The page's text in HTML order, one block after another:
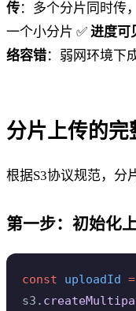
传：多个分片同时传
一个小分片 ✅ 进度可
络容错：弱网环境下
分片上传的完
根据S3协议规范，分
第一步：初始化
const uploadId =
s3.